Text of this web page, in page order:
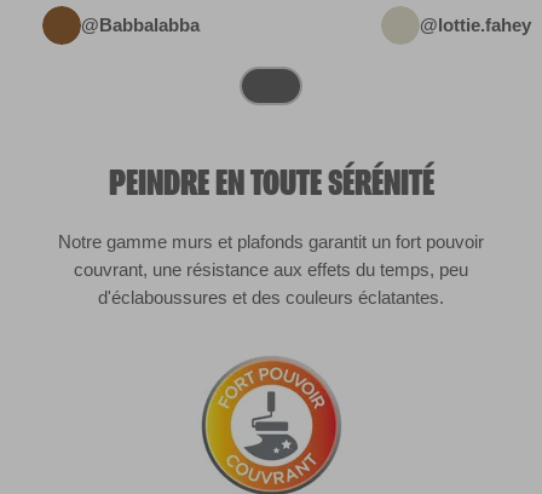
@Babbalabba @lottie.fahey
PEINDRE EN TOUTE SÉRÉNITÉ
Notre gamme murs et plafonds garantit un fort pouvoir
couvrant, une résistance aux effets du temps, peu
d'éclaboussures et des couleurs éclatantes.